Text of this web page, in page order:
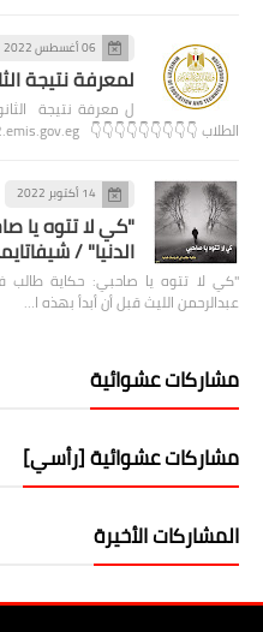
06 أغسطس 2022
لمعرفة نتيجة الثانويه
الطلاب 👇👇👇👇👇👇👇👇👇 https://g12.emis.gov.eg/ وال…
14 أكتوبر 2022
"كي لا تتوه يا
الدنيا" /
"كي لا تتوه يا صاحبي: حكاية طالب
عبدالرحمن الليث قبل أن أبدأ بهذه ا…
مشاركات عشوائية
مشاركات عشوائية [رأسي]
المشاركات الأخيرة